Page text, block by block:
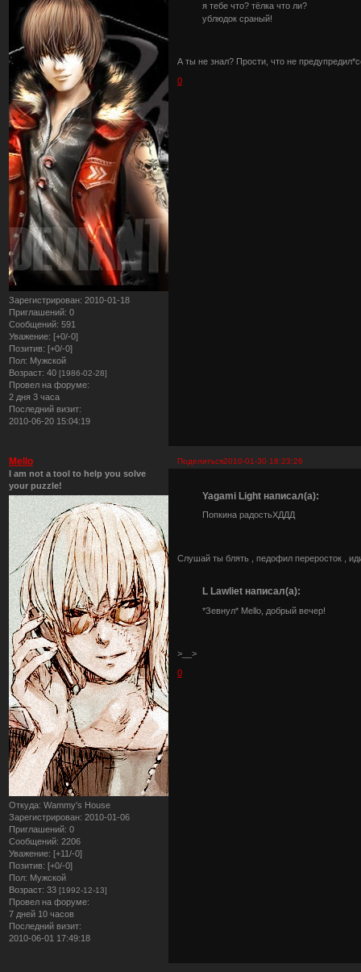
Зарегистрирован: 2010-01-18
Приглашений: 0
Сообщений: 591
Уважение: [+0/-0]
Позитив: [+0/-0]
Пол: Мужской
Возраст: 40 [1986-02-28]
Провел на форуме:
2 дня 3 часа
Последний визит:
2010-06-20 15:04:19
я тебе что? тёлка что ли?
ублюдок сраный!
А ты не знал? Прости, что не
0
Поделиться2010-01-30 18:23:26
Mello
I am not a tool to help you solve
your puzzle!
Откуда: Wammy's House
Зарегистрирован: 2010-01-06
Приглашений: 0
Сообщений: 2206
Уважение: [+11/-0]
Позитив: [+0/-0]
Пол: Мужской
Возраст: 33 [1992-12-13]
Провел на форуме:
7 дней 10 часов
Последний визит:
2010-06-01 17:49:18
Yagami Light написал(а):
Попкина радостьХДДД
Слушай ты блять , педофил переросток ,
L Lawliet написал(а):
*Зевнул* Mello, добрый вечер!
>__>
0